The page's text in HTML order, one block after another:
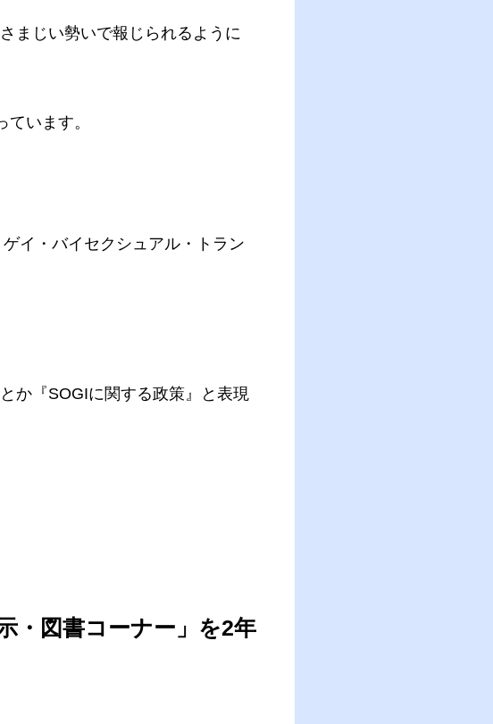
まじい勢いで報じられるように
います。
イ・バイセクシュアル・トラン
か『SOGIに関する政策』と表現
・図書コーナー」を2年